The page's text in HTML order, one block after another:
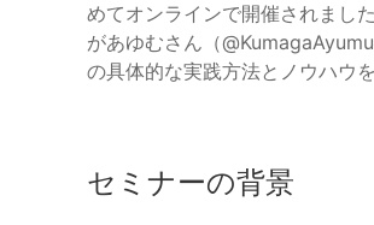
めてオンラインで開催されまし
があゆむさん（
の具体的な実践方法とノウハウ
セミナーの背景